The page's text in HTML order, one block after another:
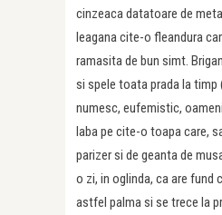
cinzeaca datatoare de
leagana cite-o fleandura
ramasita de bun simt.
si spele toata prada la timp
numesc, eufemistic,
laba pe cite-o toapa care,
parizer si de geanta de
o zi, in oglinda, ca are fund
astfel palma si se trece la